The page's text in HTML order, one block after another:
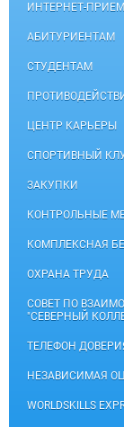
ИНТЕРНЕТ-
АБИТУРИЕНТАМ
СТУДЕНТАМ
ЦЕНТР КАРЬЕРЫ
СПОРТИВНЫЙ
ЗАКУПКИ
КОНТРОЛЬНЫЕ
КОМПЛЕКСНАЯ
ОХРАНА ТРУДА
СОВЕТ ПО
"СЕВЕРНЫЙ
ТЕЛЕФОН
НЕЗАВИСИМАЯ
WORLDSKILLS